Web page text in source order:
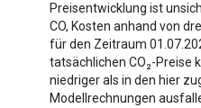
Preisentwicklung ist
CO, Kosten anhand von
für den Zeitraum
tatsächlichen CO₂-Preise
niedriger als in den hier
Modellrechnungen